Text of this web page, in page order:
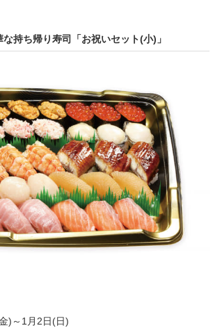
持ち帰り寿司「お祝いセット(小)」
)～1月2日(日)